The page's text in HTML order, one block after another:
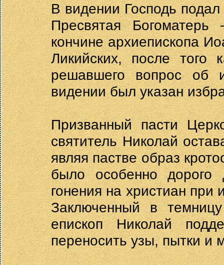
В видении Господь
Пресвятая
кончине архиепископа
Ликийских, после того
решавшего вопрос об
видении был указан
Призванный пасти
святитель Николай
являя пастве образ
было особенно
гонения на христиан
Заключенный в
епископ Николай
переносить узы, пытки и